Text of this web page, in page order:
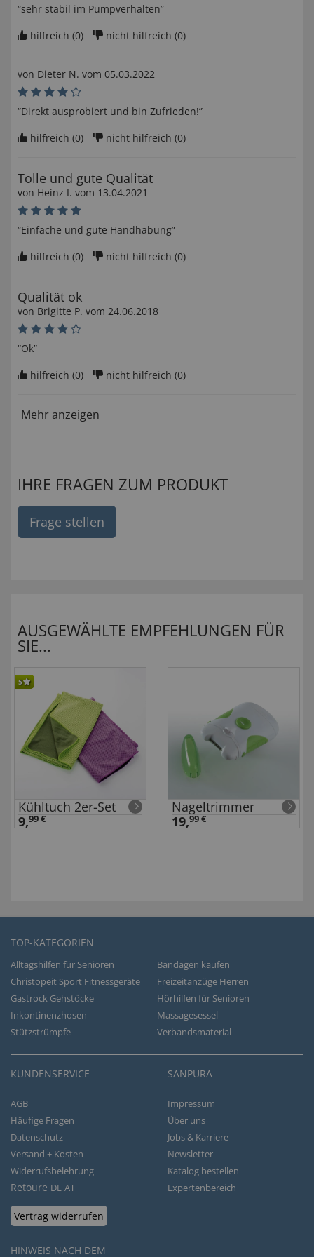
“sehr stabil im Pumpverhalten”
hilfreich (0) nicht hilfreich (0)
von Dieter N. vom 05.03.2022
“Direkt ausprobiert und bin Zufrieden!”
hilfreich (0) nicht hilfreich (0)
Tolle und gute Qualität
von Heinz I. vom 13.04.2021
“Einfache und gute Handhabung”
hilfreich (0) nicht hilfreich (0)
Qualität ok
von Brigitte P. vom 24.06.2018
“Ok”
hilfreich (0) nicht hilfreich (0)
Mehr anzeigen
IHRE FRAGEN ZUM PRODUKT
Frage stellen
AUSGEWÄHLTE EMPFEHLUNGEN FÜR
SIE...
5
Kühltuch 2er-Set
9,99 €
Nageltrimmer
19,99 €
TOP-KATEGORIEN
Alltagshilfen für Senioren
Bandagen kaufen
Christopeit Sport Fitnessgeräte
Freizeitanzüge Herren
Gastrock Gehstöcke
Hörhilfen für Senioren
Inkontinenzhosen
Massagesessel
Stützstrümpfe
Verbandsmaterial
KUNDENSERVICE
AGB
Häufige Fragen
Datenschutz
Versand + Kosten
Widerrufsbelehrung
Retoure DE AT
Vertrag widerrufen
HINWEIS NACH DEM
SANPURA
Impressum
Über uns
Jobs & Karriere
Newsletter
Katalog bestellen
Expertenbereich